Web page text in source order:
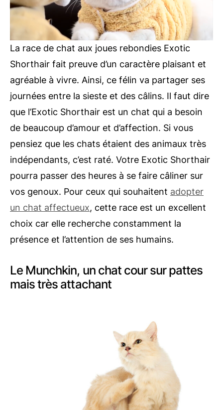
La race de chat aux joues rebondies Exotic
Shorthair fait preuve d’un caractère plaisant et
agréable à vivre. Ainsi, ce félin va partager ses
journées entre la sieste et des câlins. Il faut dire
que l’Exotic Shorthair est un chat qui a besoin
de beaucoup d’amour et d’affection. Si vous
pensiez que les chats étaient des animaux très
indépendants, c’est raté. Votre Exotic Shorthair
pourra passer des heures à se faire câliner sur
vos genoux. Pour ceux qui souhaitent adopter
un chat affectueux, cette race est un excellent
choix car elle recherche constamment la
présence et l’attention de ses humains.
Le Munchkin, un chat cour sur pattes
mais très attachant